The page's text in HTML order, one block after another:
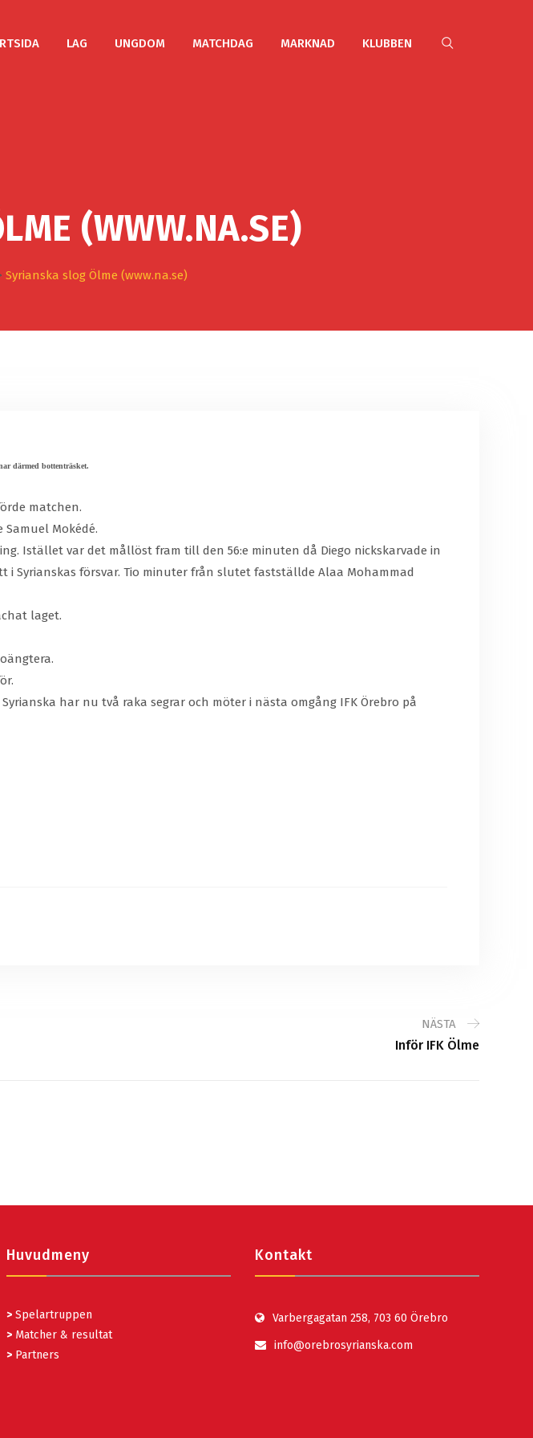
LAG UNGDOM MATCHDAG MARKNAD KLUBBEN
(WWW.NA.SE)
Syrianska slog Ölme (www.na.se)
därmed bottenträsket.
matchen.
Mokédé.
Istället var det mållöst fram till den 56:e minuten då Diego nickskarvade in
Syrianskas försvar. Tio minuter från slutet fastställde Alaa Mohammad
laget.
har nu två raka segrar och möter i nästa omgång IFK Örebro på
NÄSTA
Inför IFK Ölme
Huvudmeny
> Spelartruppen
> Matcher & resultat
> Partners
Kontakt
Varbergagatan 258, 703 60 Örebro
info@orebrosyrianska.com